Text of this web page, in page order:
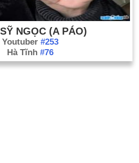
NGỌC (A PÁO)
Youtuber #253
Hà Tĩnh #76